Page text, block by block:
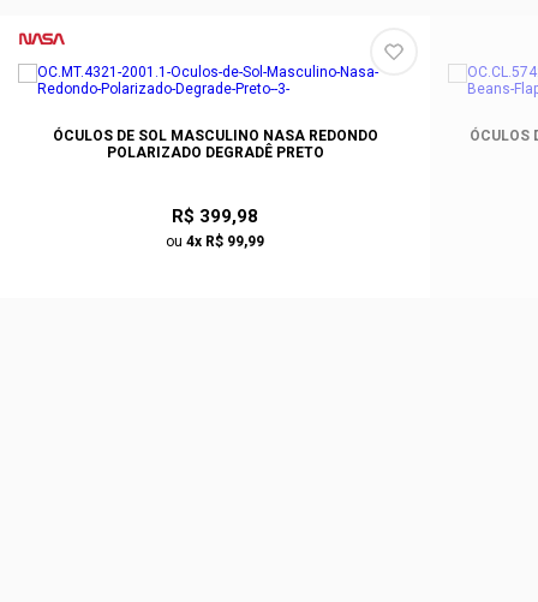
ÓCULOS DE SOL MASCULINO NASA REDONDO
POLARIZADO DEGRADÊ PRETO
R$ 399,98
ou 4x R$ 99,99
ÓCULOS